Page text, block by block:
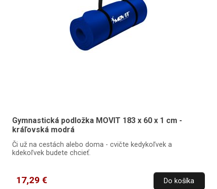
Gymnastická podložka MOVIT 183 x 60 x 1 cm -
kráľovská modrá
Či už na cestách alebo doma - cvičte kedykoľvek a
kdekoľvek budete chcieť.
17,29 € Do košíka